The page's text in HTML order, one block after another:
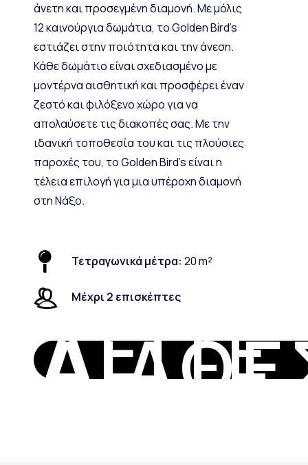
άνετη και προσεγμένη διαμονή. Με μόλις
12 καινούργια δωμάτια, το Golden Bird’s
εστιάζει στην ποιότητα και την άνεση.
Κάθε δωμάτιο είναι σχεδιασμένο με
μοντέρνα αισθητική και προσφέρει έναν
ζεστό και φιλόξενο χώρο για να
απολαύσετε τις διακοπές σας. Με την
ιδανική τοποθεσία του και τις πλούσιες
παροχές του, το Golden Bird’s είναι η
τέλεια επιλογή για μια υπέροχη διαμονή
στη Νάξο.
Τετραγωνικά μέτρα: 20 m²
Μέχρι 2 επισκέπτες
ΔΕΙΤΕ